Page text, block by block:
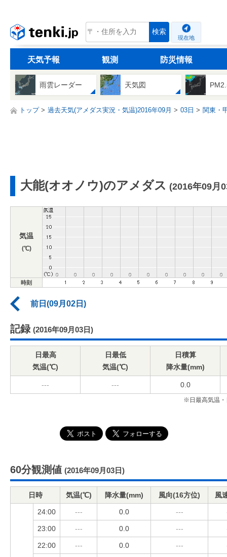
tenki.jp 検索
現在地
天気予報 観測 防災情報
雨雲レーダー 天気図
トップ 過去天気(アメダス実況・気温)2016年09月 03日 関東・
大能(オオノウ)のアメダス (2016年09月
気温
(℃)
時刻
前日(09月02日)
記録 (2016年09月03日)
日最高
気温(℃)
日最低
気温(℃)
日積算
降水量(mm)
--- --- 0.0
※日最高気温・
60分観測値 (2016年09月03日)
日時 気温(℃) 降水量(mm) 風向(16方位) 風
24:00 --- 0.0 ---
23:00 --- 0.0 ---
22:00 --- 0.0 ---